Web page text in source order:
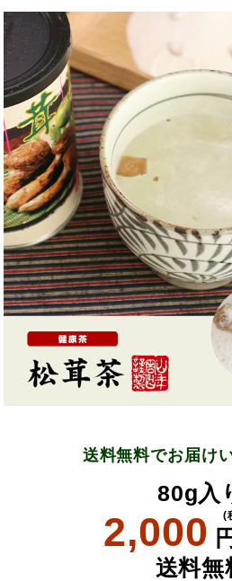
送料無料でお届け
80g入
2,000 (
送料無